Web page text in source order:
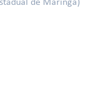
de Maringá)